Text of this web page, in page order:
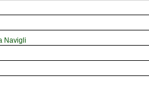
Navigli